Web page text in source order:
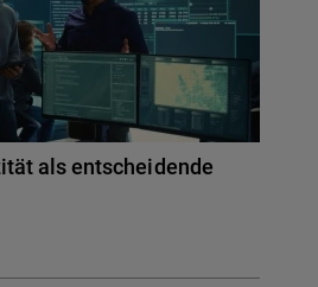
als entscheidende